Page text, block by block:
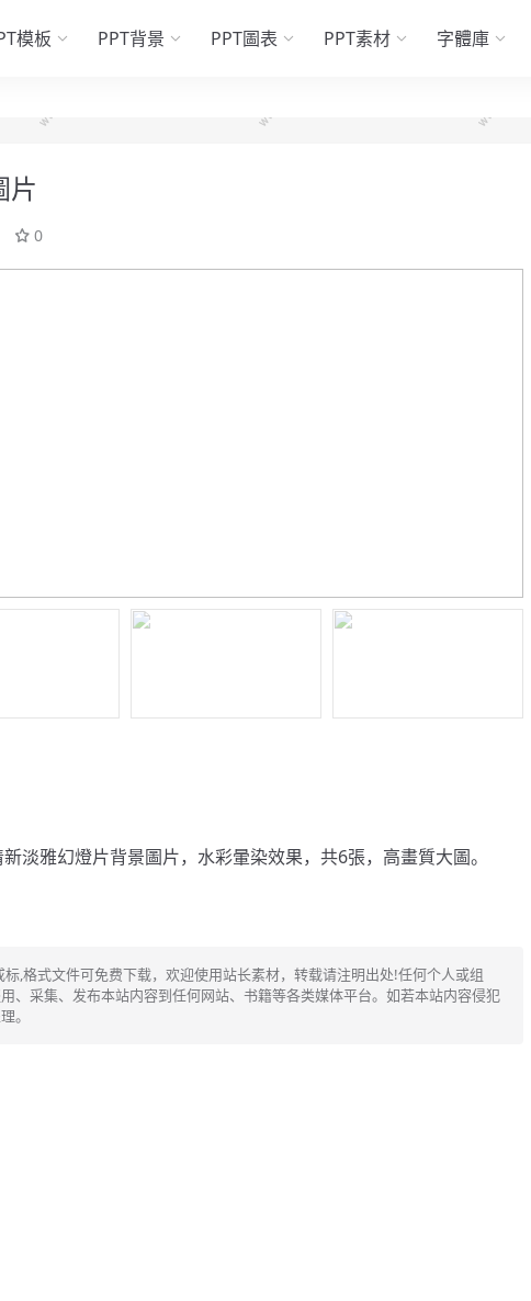
模板 PPT背景 PPT圖表 PPT素材 字體庫
片
0
淡雅幻燈片背景圖片，水彩暈染效果，共6張，高畫質大圖。
,格式文件可免费下载，欢迎使用站长素材，转载请注明出处!任何个人或组
、采集、发布本站内容到任何网站、书籍等各类媒体平台。如若本站内容侵犯
。